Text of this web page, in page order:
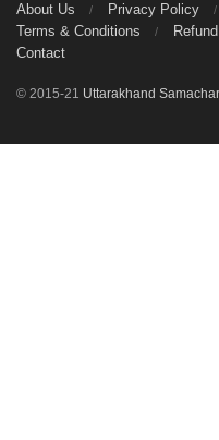
About Us Privacy Policy
Terms & Conditions
Contact
© 2015-21 Uttarakhand Samachar